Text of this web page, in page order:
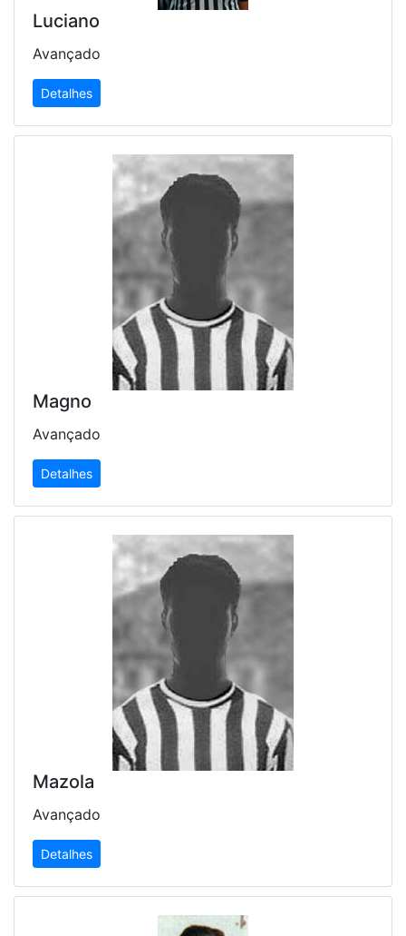
Luciano
Avançado
Detalhes
Magno
Avançado
Detalhes
Mazola
Avançado
Detalhes